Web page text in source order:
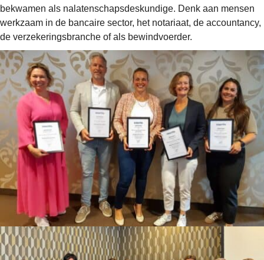
bekwamen als nalatenschapsdeskundige. Denk aan mensen
werkzaam in de bancaire sector, het notariaat, de accountancy,
de verzekeringsbranche of als bewindvoerder.